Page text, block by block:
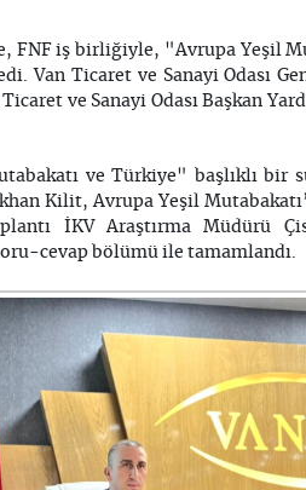
FNF iş birliğiyle, "Avrupa Yeşil
Van Ticaret ve Sanayi Odası
ve Sanayi Odası Başkan
ve Türkiye" başlıklı bir
Kilit, Avrupa Yeşil
İKV Araştırma Müdürü
cevap bölümü ile tamamlandı.